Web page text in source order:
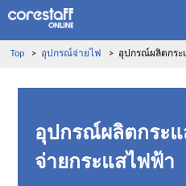
Top > อุปกรณ์จ่ายไฟ > อุปกรณ์ผลิตกร
อุปกรณ์ผลิตกระ
จ่ายกระแสไฟฟ้า